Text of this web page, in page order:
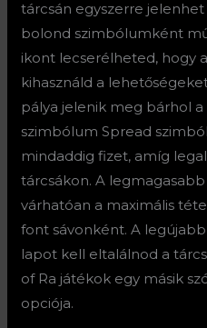
tárcsán egyszerre
bolond szimbólumként
ikont lecserélheted, hogy
kihasználd a
pálya jelenik meg bárhol a
szimbólum Spread
mindaddig fizet, amíg
tárcsákon. A
várhatóan a maximális
font sávonként. A
lapot kell eltalálnod a
of Ra játékok egy másik
opciója.